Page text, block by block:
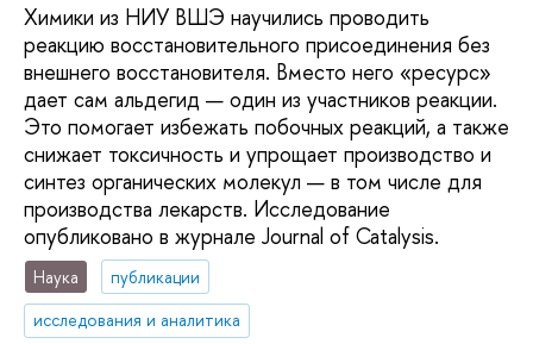
Химики из НИУ ВШЭ научились проводить
реакцию восстановительного присоединения без
внешнего восстановителя. Вместо него «ресурс»
дает сам альдегид — один из участников реакции.
Это помогает избежать побочных реакций, а также
снижает токсичность и упрощает производство и
синтез органических молекул — в том числе для
производства лекарств. Исследование
опубликовано в журнале Journal of Catalysis.
Наука
публикации
исследования и аналитика